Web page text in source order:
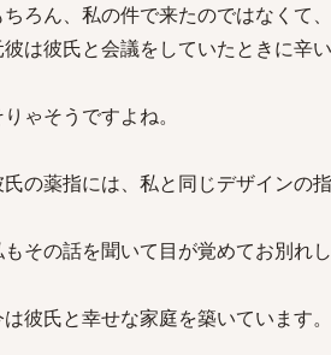
ちろん、私の件で来たのではなくて
彼は彼氏と会議をしていたときに辛
りゃそうですよね。
の薬指には、私と同じデザインの
その話を聞いて目が覚めてお別れし
彼氏と幸せな家庭を築いています。